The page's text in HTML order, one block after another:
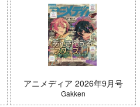
アニメディア 2026年9月号
Gakken